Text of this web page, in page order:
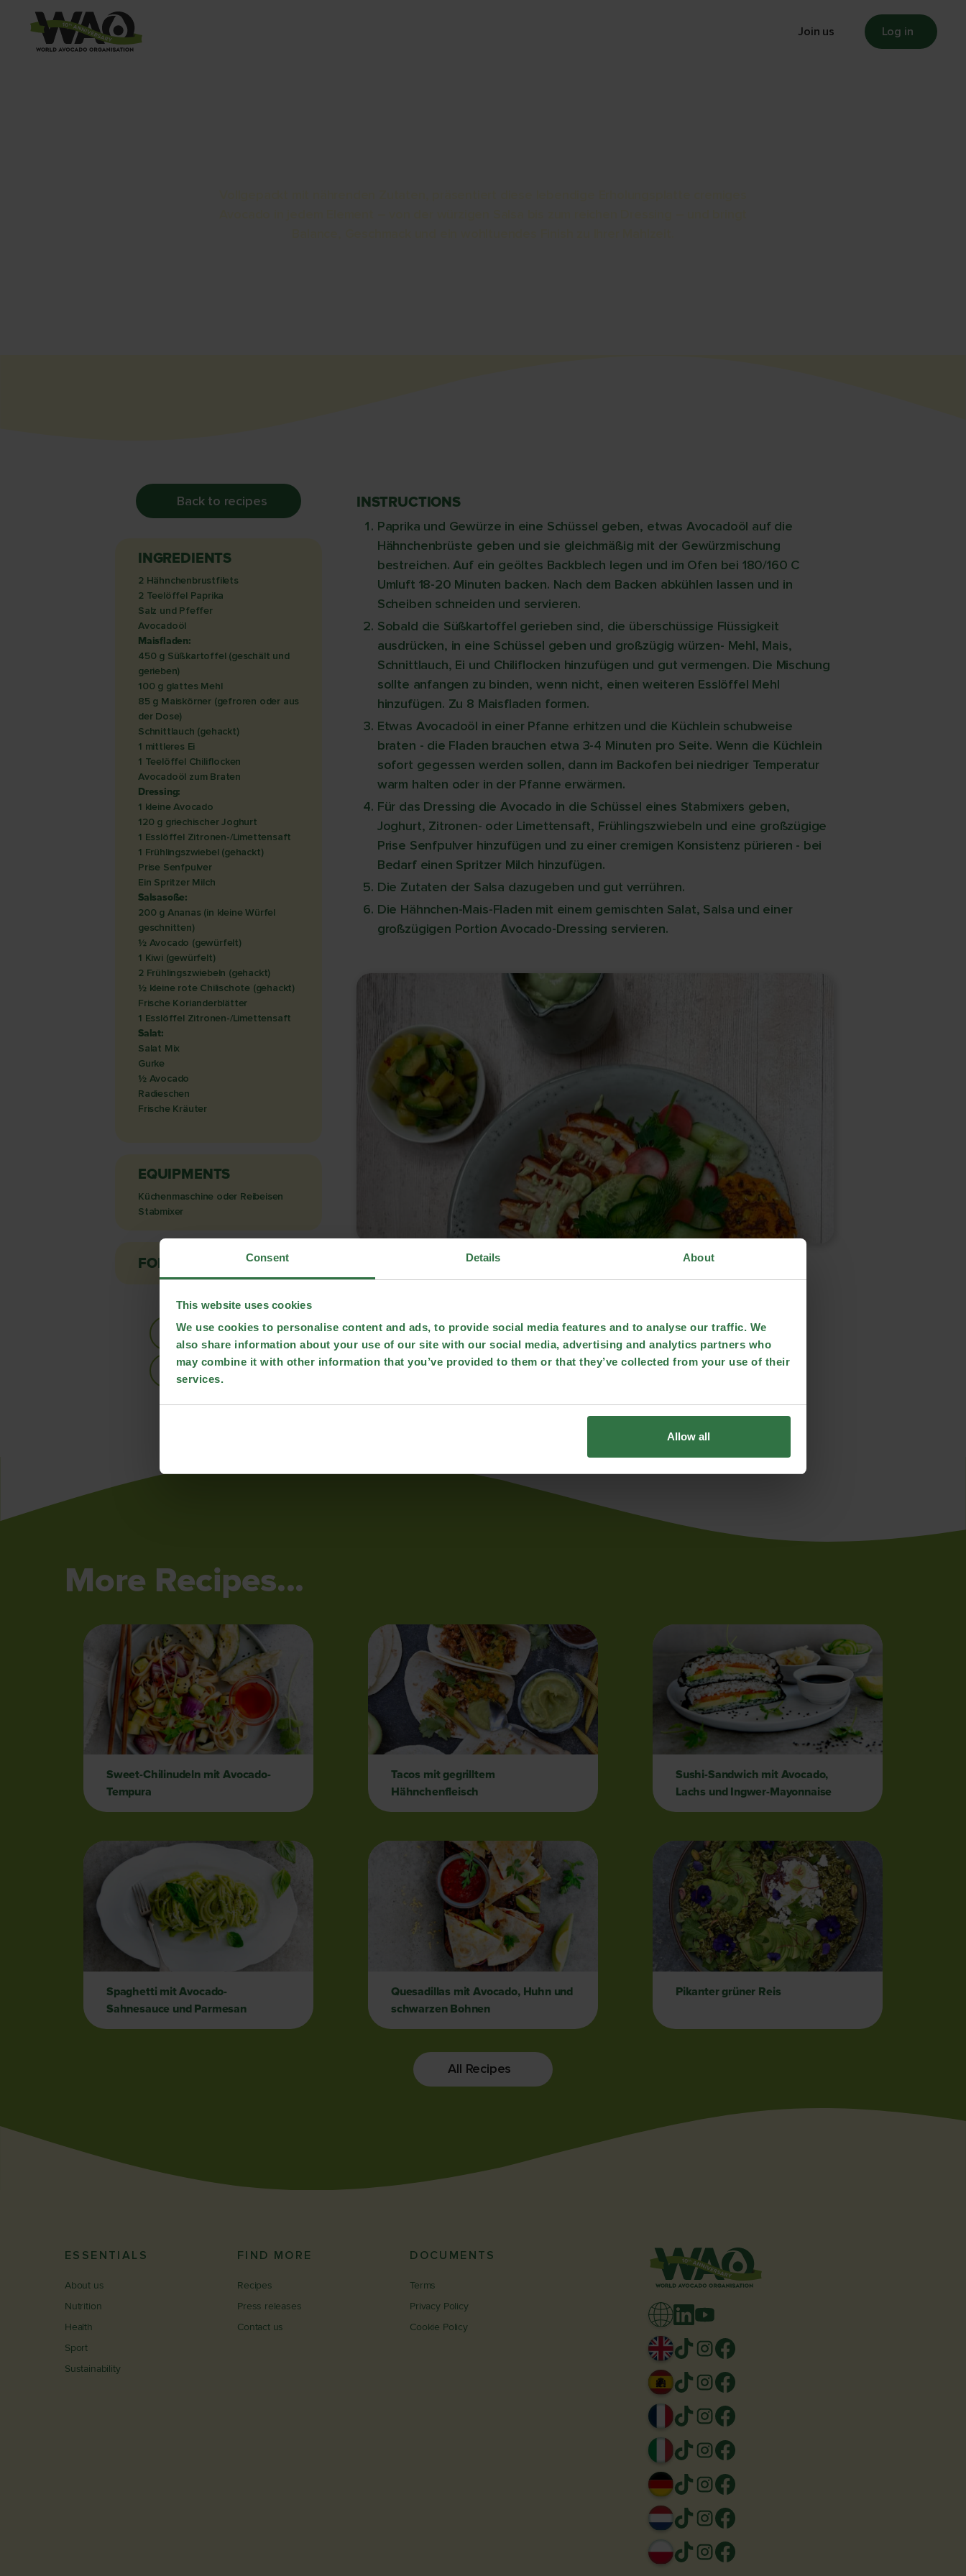
Consent Details About
This website uses cookies
We use cookies to personalise content and ads, to provide social media features and to analyse our traffic. We
also share information about your use of our site with our social media, advertising and analytics partners who
may combine it with other information that you’ve provided to them or that they’ve collected from your use of their
services.
Allow all
Join us Log in
Back to recipes
INGREDIENTS
2 Hähnchenbrustfilets
2 Teelöffel Paprika
Salz und Pfeffer
Avocadoöl
Maisfladen:
450 g Süßkartoffel (geschält und
gerieben)
100 g glattes Mehl
85 g Maiskörner (gefroren oder aus
der Dose)
Schnittlauch (gehackt)
1 mittleres Ei
1 Teelöffel Chiliflocken
Avocadoöl zum Braten
Dressing:
1 kleine Avocado
120 g griechischer Joghurt
1 Esslöffel Zitronen-/Limettensaft
1 Frühlingszwiebel (gehackt)
Prise Senfpulver
Ein Spritzer Milch
Salsasoße:
200 g Ananas (in kleine Würfel
geschnitten)
½ Avocado (gewürfelt)
1 Kiwi (gewürfelt)
2 Frühlingszwiebeln (gehackt)
½ kleine rote Chilischote (gehackt)
Frische Korianderblätter
1 Esslöffel Zitronen-/Limettensaft
Salat:
Salat Mix
Gurke
½ Avocado
Radieschen
Frische Kräuter
EQUIPMENTS
Küchenmaschine oder Reibeisen
Stabmixer
FOR
Print recipe
Share recipe
INSTRUCTIONS
Paprika und Gewürze in eine Schüssel geben, etwas Avocadoöl auf die
Hähnchenbrüste geben und sie gleichmäßig mit der Gewürzmischung
bestreichen. Auf ein geöltes Backblech legen und im Ofen bei 180/160 C
Umluft 18-20 Minuten backen. Nach dem Backen abkühlen lassen und in
Scheiben schneiden und servieren.
Sobald die Süßkartoffel gerieben sind, die überschüssige Flüssigkeit
ausdrücken, in eine Schüssel geben und großzügig würzen- Mehl, Mais,
Schnittlauch, Ei und Chiliflocken hinzufügen und gut vermengen. Die Mischung
sollte anfangen zu binden, wenn nicht, einen weiteren Esslöffel Mehl
hinzufügen. Zu 8 Maisfladen formen.
Etwas Avocadoöl in einer Pfanne erhitzen und die Küchlein schubweise
braten - die Fladen brauchen etwa 3-4 Minuten pro Seite. Wenn die Küchlein
sofort gegessen werden sollen, dann im Backofen bei niedriger Temperatur
warm halten oder in der Pfanne erwärmen.
Für das Dressing die Avocado in die Schüssel eines Stabmixers geben,
Joghurt, Zitronen- oder Limettensaft, Frühlingszwiebeln und eine großzügige
Prise Senfpulver hinzufügen und zu einer cremigen Konsistenz pürieren - bei
Bedarf einen Spritzer Milch hinzufügen.
Die Zutaten der Salsa dazugeben und gut verrühren.
Die Hähnchen-Mais-Fladen mit einem gemischten Salat, Salsa und einer
großzügigen Portion Avocado-Dressing servieren.
More Recipes...
Sweet-Chilinudeln mit Avocado-
Tempura
Tacos mit gegrilltem
Hähnchenfleisch
Sushi-Sandwich mit Avocado,
Lachs und Ingwer-Mayonnaise
Spaghetti mit Avocado-
Sahnesauce und Parmesan
Quesadillas mit Avocado, Huhn und
schwarzen Bohnen
Pikanter grüner Reis
All Recipes
ESSENTIALS
About us
Nutrition
Health
Sport
Sustainability
FIND MORE
Recipes
Press releases
Contact us
DOCUMENTS
Terms
Privacy Policy
Cookie Policy